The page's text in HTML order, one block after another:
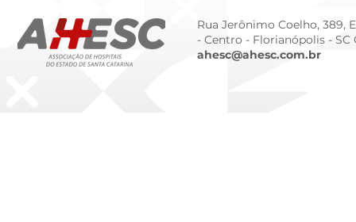
Rua Jerônimo Coelho, 389,
- Centro - Florianópolis - SC
ahesc@ahesc.com.br